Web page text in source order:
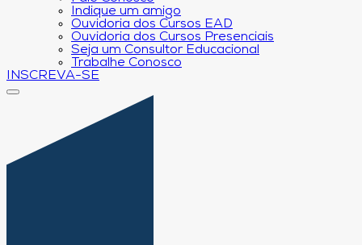
Indique um amigo
Ouvidoria dos Cursos EAD
Ouvidoria dos Cursos Presenciais
Seja um Consultor Educacional
Trabalhe Conosco
INSCREVA-SE